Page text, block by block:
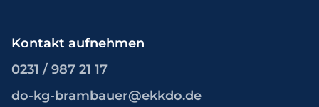
Kontakt aufnehmen
0231 / 987 21 17
do-kg-brambauer@ekkdo.de